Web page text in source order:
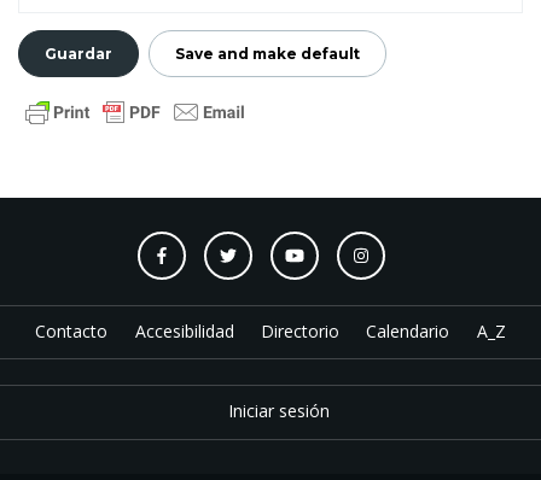
Contacto Accesibilidad Directorio Calendario A_Z
Iniciar sesión